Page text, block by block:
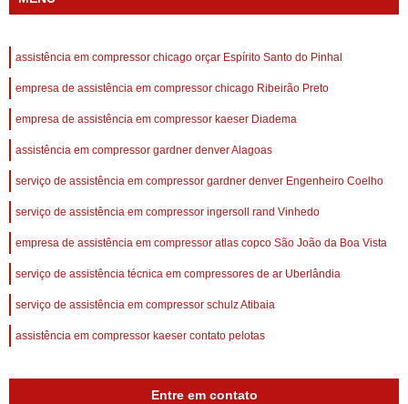
assistência em compressor chicago orçar Espírito Santo do Pinhal
empresa de assistência em compressor chicago Ribeirão Preto
empresa de assistência em compressor kaeser Diadema
assistência em compressor gardner denver Alagoas
serviço de assistência em compressor gardner denver Engenheiro Coelho
serviço de assistência em compressor ingersoll rand Vinhedo
empresa de assistência em compressor atlas copco São João da Boa Vista
serviço de assistência técnica em compressores de ar Uberlândia
serviço de assistência em compressor schulz Atibaia
assistência em compressor kaeser contato pelotas
Entre em contato